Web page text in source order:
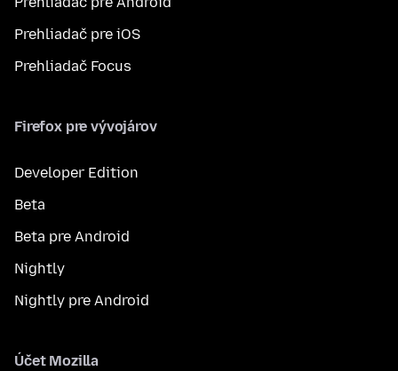
Prehliadač pre iOS
Prehliadač Focus
Firefox pre vývojárov
Developer Edition
Beta
Beta pre Android
Nightly
Nightly pre Android
Účet Mozilla